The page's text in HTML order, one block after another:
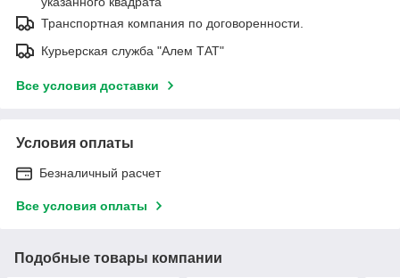
Транспортная компания по договоренности.
Курьерская служба "Алем ТАТ"
Все условия доставки
Условия оплаты
Безналичный расчет
Все условия оплаты
Подобные товары компании